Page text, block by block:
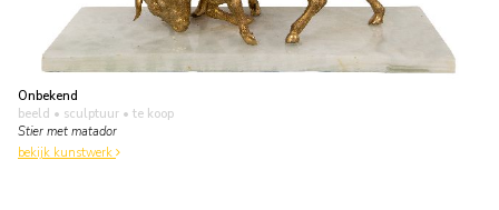
Onbekend
beeld • sculptuur • te koop
Stier met matador
bekijk kunstwerk